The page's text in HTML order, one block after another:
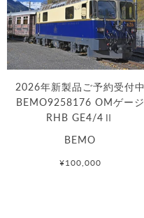
2026年新製品ご予約受付中
BEMO9258176 OMゲージ
RHB GE4/4Ⅱ
BEMO
¥100,000